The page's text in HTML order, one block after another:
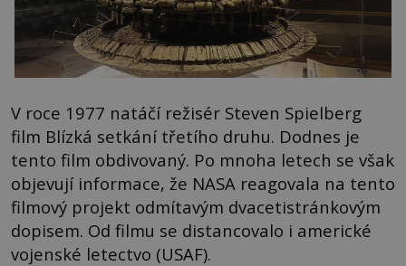
V roce 1977 natáčí režisér Steven Spielberg
film Blízká setkání třetího druhu. Dodnes je
tento film obdivovaný. Po mnoha letech se však
objevují informace, že NASA reagovala na tento
filmový projekt odmítavým dvacetistránkovým
dopisem. Od filmu se distancovalo i americké
vojenské letectvo (USAF).